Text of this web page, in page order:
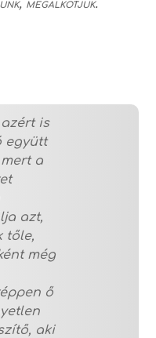
megalkotjuk.
azért is
együtt
a
azt,
tőle,
még
ő
aki